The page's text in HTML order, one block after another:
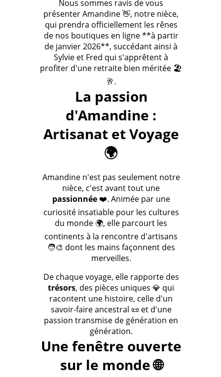
Nous sommes ravis de vous
présenter Amandine 👋, notre nièce,
qui prendra officiellement les rênes
de nos boutiques en ligne **à partir
de janvier 2026**, succédant ainsi à
Sylvie et Fred qui s'apprêtent à
profiter d'une retraite bien méritée 🏖️
🥂.
La passion
d'Amandine :
Artisanat et Voyage
🌍
Amandine n'est pas seulement notre
nièce, c'est avant tout une
passionnée❤️. Animée par une
curiosité insatiable pour les cultures
du monde 🌍, elle parcourt les
continents à la rencontre d'artisans
🧑‍🎨 dont les mains façonnent des
merveilles.
De chaque voyage, elle rapporte des
trésors, des pièces uniques 💎 qui
racontent une histoire, celle d'un
savoir-faire ancestral 📜 et d'une
passion transmise de génération en
génération.
Une fenêtre ouverte
sur le monde 🌐